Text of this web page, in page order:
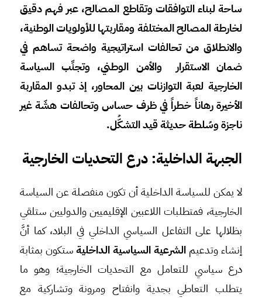
ساحة لبناء التوافقات وتقاطع المصالح، عبر فهم دقيق
لخارطة المصالح المختلفة ومقاربتها للأولويات الوطنية،
والانطلاق من تحالفات استراتيجية واضحة تساهم في
ضمان الاستقرار والأمن الوطني، وتجنِّب السياسة
الخارجية لعبة التوازنات بين المحاور، إذ تبدو المقاربة
الأخيرة رهاناً خطراً في ظرف حساس وتحالفات هشّة غير
ناجزة وسُلطة حديثة قيد التشكُّل.
الجبهة الداخلية: درع التحديات الخارجية
لا يمكن للسياسة الداخلية أن تكون منفصلة عن السياسة
الخارجية، فمتطلبات اللاعبين الإقليميين والدوليين ستلقي
بظلالها على التفاعل السياسي الداخلي في البلاد، كما أنَّ
إنشاء وتدعيم الشرعية السياسية الداخليةستكون بمثابة
درع سياسي للتعامل مع التحديات الخارجية؛ وهو ما
يتطلب التعاطي بجدية وانفتاح ومرونة وتشاركية مع